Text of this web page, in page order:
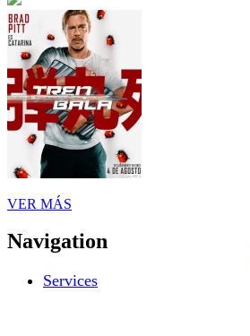
VER MÁS
Navigation
Services